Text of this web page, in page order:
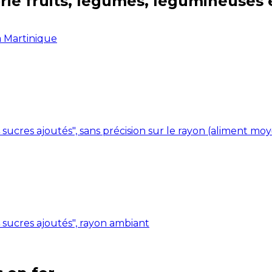
Martinique
ajoutés", sans précision sur le rayon (aliment
ajoutés", rayon ambiant